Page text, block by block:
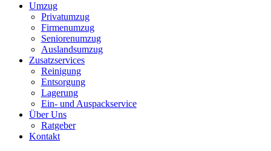
Umzug
Privatumzug
Firmenumzug
Seniorenumzug
Auslandsumzug
Zusatzservices
Reinigung
Entsorgung
Lagerung
Ein- und Auspackservice
Über Uns
Ratgeber
Kontakt